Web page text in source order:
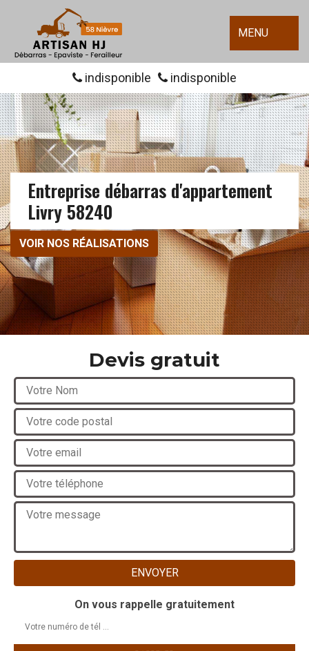
MENU
indisponible indisponible
Entreprise débarras d'appartement
Livry 58240
VOIR NOS RÉALISATIONS
Devis gratuit
On vous rappelle gratuitement